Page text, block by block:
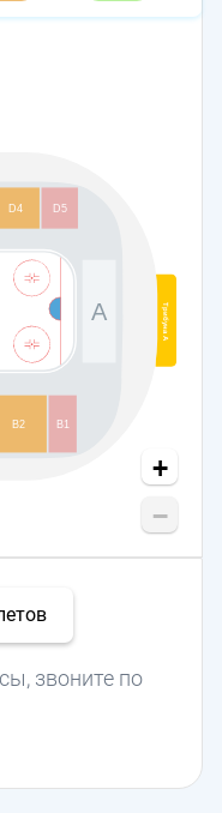
Трибуна А
D4 D5
B2 B1
A
+
−
звоните по